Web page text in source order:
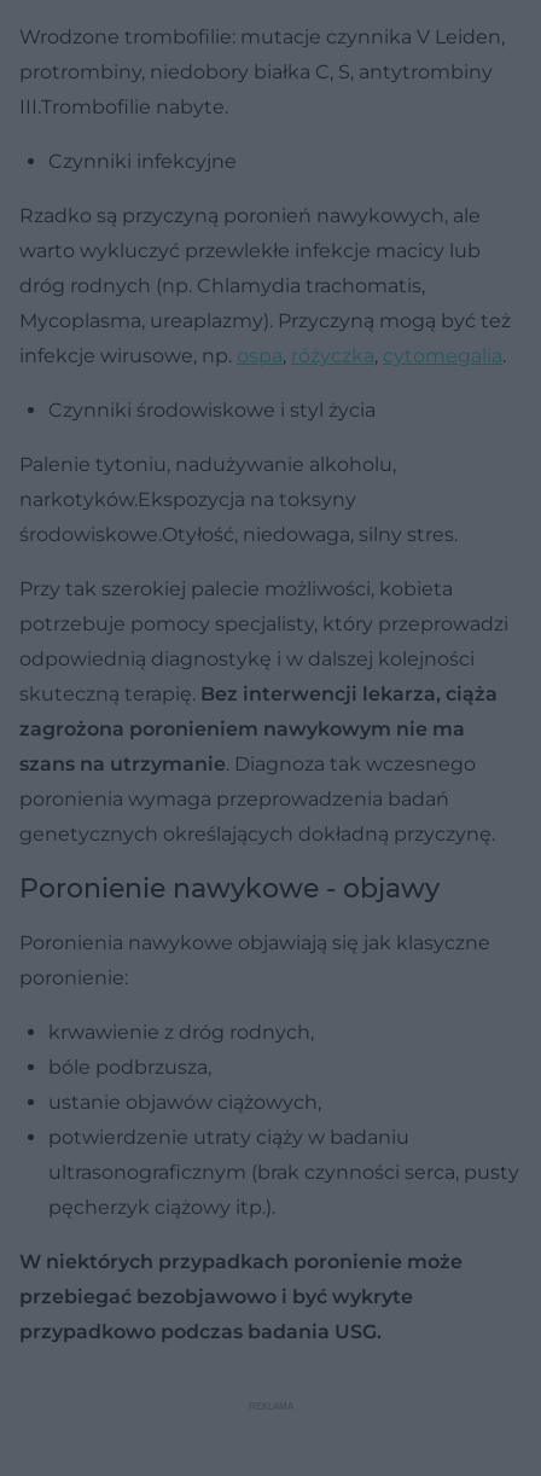
Wrodzone trombofilie: mutacje czynnika V Leiden,
protrombiny, niedobory białka C, S, antytrombiny
III.Trombofilie nabyte.
Czynniki infekcyjne
Rzadko są przyczyną poronień nawykowych, ale
warto wykluczyć przewlekłe infekcje macicy lub
dróg rodnych (np. Chlamydia trachomatis,
Mycoplasma, ureaplazmy). Przyczyną mogą być też
infekcje wirusowe, np. ospa, różyczka, cytomegalia.
Czynniki środowiskowe i styl życia
Palenie tytoniu, nadużywanie alkoholu,
narkotyków.Ekspozycja na toksyny
środowiskowe.Otyłość, niedowaga, silny stres.
Przy tak szerokiej palecie możliwości, kobieta
potrzebuje pomocy specjalisty, który przeprowadzi
odpowiednią diagnostykę i w dalszej kolejności
skuteczną terapię. Bez interwencji lekarza, ciąża
zagrożona poronieniem nawykowym nie ma
szans na utrzymanie. Diagnoza tak wczesnego
poronienia wymaga przeprowadzenia badań
genetycznych określających dokładną przyczynę.
Poronienie nawykowe - objawy
Poronienia nawykowe objawiają się jak klasyczne
poronienie:
krwawienie z dróg rodnych,
bóle podbrzusza,
ustanie objawów ciążowych,
potwierdzenie utraty ciąży w badaniu
ultrasonograficznym (brak czynności serca, pusty
pęcherzyk ciążowy itp.).
W niektórych przypadkach poronienie może
przebiegać bezobjawowo i być wykryte
przypadkowo podczas badania USG.